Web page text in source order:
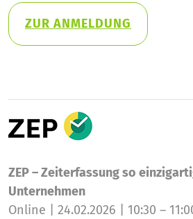
ZUR ANMELDUNG
ZEP – Zeiterfassung so
Unternehmen
Online | 24.02.2026 | 10:30 –